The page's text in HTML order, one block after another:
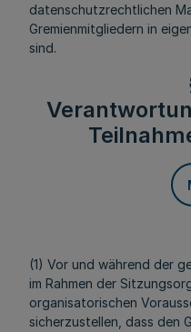
datenschutzrechtlichen
Gremienmitgliedern in
sind.
(1) Vor und während der
im Rahmen der
organisatorischen
sicherzustellen, dass den